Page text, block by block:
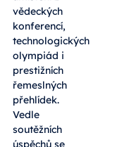
vědeckých
konferencí,
technologických
olympiád i
prestižních
řemeslných
přehlídek.
Vedle
soutěžních
úspěchů se